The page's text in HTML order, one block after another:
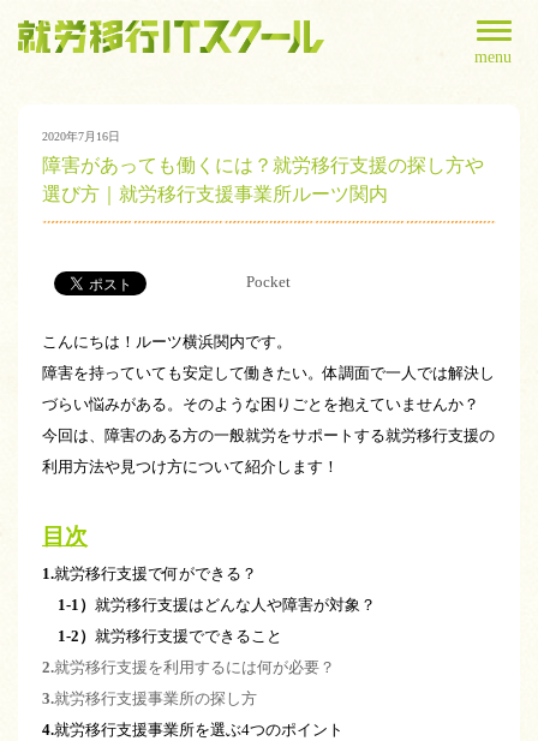
menu
2020年7月16日
障害があっても働くには？就労移行支援の探し方や
選び方｜就労移行支援事業所ルーツ関内
Pocket
こんにちは！ルーツ横浜関内です。
障害を持っていても安定して働きたい。体調面で一人では解決し
づらい悩みがある。 そのような困りごとを抱えていませんか？
今回は、障害のある方の一般就労をサポートする就労移行支援の
利用方法や見つけ方について紹介します！
目次
1.就労移行支援で何ができる？
1-1） 就労移行支援はどんな人や障害が対象？
1-2） 就労移行支援でできること
2.就労移行支援を利用するには何が必要？
3.就労移行支援事業所の探し方
4.就労移行支援事業所を選ぶ4つのポイント